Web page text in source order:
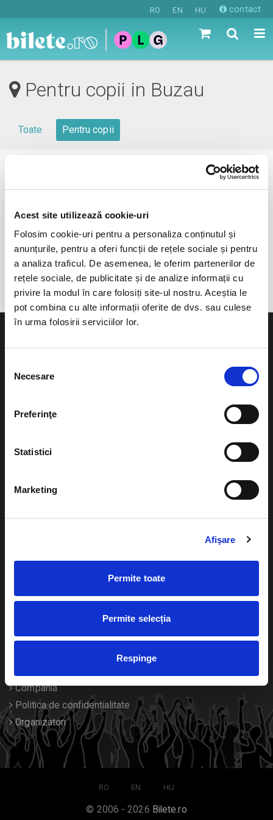
Acest site utilizează cookie-uri
Folosim cookie-uri pentru a personaliza conținutul și
anunțurile, pentru a oferi funcții de rețele sociale și pentru
a analiza traficul. De asemenea, le oferim partenerilor de
rețele sociale, de publicitate și de analize informații cu
privire la modul în care folosiți site-ul nostru. Aceștia le
pot combina cu alte informații oferite de dvs. sau culese
în urma folosirii serviciilor lor.
consimțământului
Necesare
Preferinţe
Statistici
Marketing
Afişare
Permite toate
Permite selecția
Respinge
RO EN HU contact
Pentru copii in Buzau
Toate Pentru copii
0 evenimente in viitorul apropiat
anunta-ma pe email cand apare urmatorul eveniment la
Buzau
Evenimente
Teatru
festivaluri
Diverse
Despre noi
Contact
Compania
Politica de confidentialitate
Organizatori
RO EN HU
© 2006 - 2026 Bilete.ro